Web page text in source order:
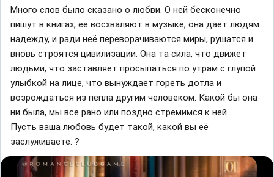
Много слов было сказано о любви. О ней бесконечно
пишут в книгах, её восхваляют в музыке, она даёт людям
надежду, и ради неё переворачиваются миры, рушатся и
вновь строятся цивилизации. Она та сила, что движет
людьми, что заставляет просыпаться по утрам с глупой
улыбкой на лице, что вынуждает гореть дотла и
возрождаться из пепла другим человеком. Какой бы она
ни была, мы все рано или поздно стремимся к ней.
Пусть ваша любовь будет такой, какой вы её
заслуживаете. ?